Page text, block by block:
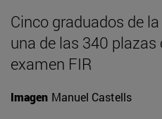
Cinco graduados de
una de las 340 plazas
examen FIR
Imagen Manuel Castells